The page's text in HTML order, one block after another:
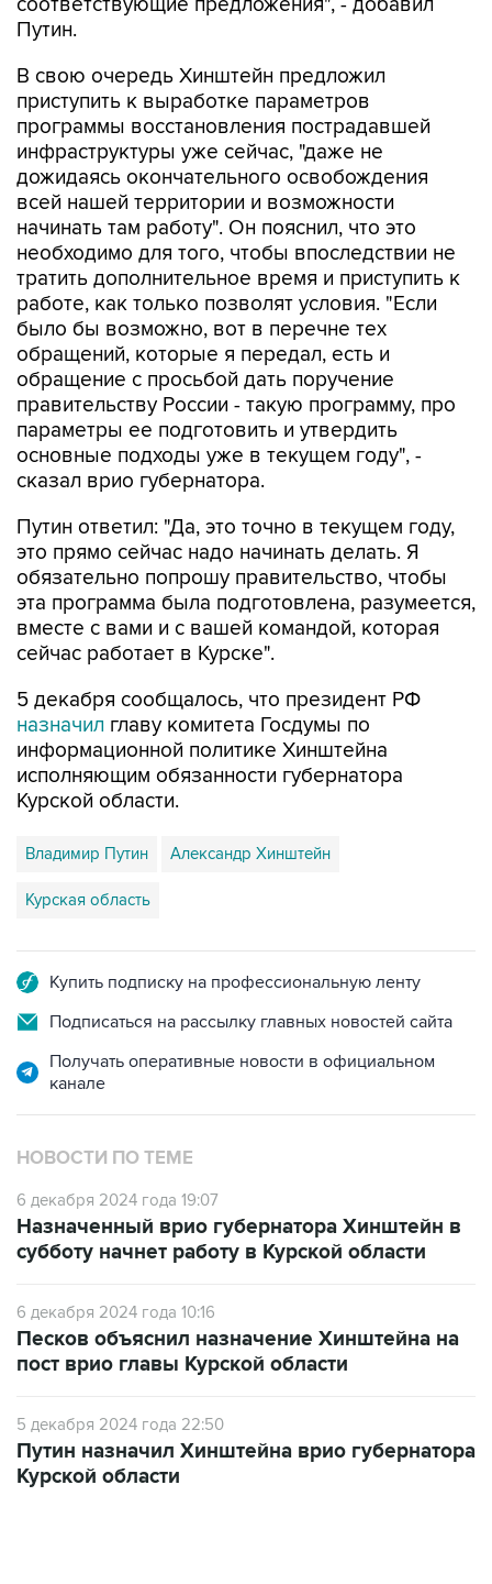
Путин.
В свою очередь Хинштейн предложил
приступить к выработке параметров
программы восстановления пострадавшей
инфраструктуры уже сейчас, "даже не
дожидаясь окончательного освобождения
всей нашей территории и возможности
начинать там работу". Он пояснил, что это
необходимо для того, чтобы впоследствии не
тратить дополнительное время и приступить к
работе, как только позволят условия. "Если
было бы возможно, вот в перечне тех
обращений, которые я передал, есть и
обращение с просьбой дать поручение
правительству России - такую программу, про
параметры ее подготовить и утвердить
основные подходы уже в текущем году", -
сказал врио губернатора.
Путин ответил: "Да, это точно в текущем году,
это прямо сейчас надо начинать делать. Я
обязательно попрошу правительство, чтобы
эта программа была подготовлена, разумеется,
вместе с вами и с вашей командой, которая
сейчас работает в Курске".
5 декабря сообщалось, что президент РФ
назначил главу комитета Госдумы по
информационной политике Хинштейна
исполняющим обязанности губернатора
Курской области.
Владимир Путин Александр Хинштейн
Курская область
Купить подписку на профессиональную ленту
Подписаться на рассылку главных новостей сайта
Получать оперативные новости в официальном
канале
НОВОСТИ ПО ТЕМЕ
6 декабря 2024 года 19:07
Назначенный врио губернатора Хинштейн в
субботу начнет работу в Курской области
6 декабря 2024 года 10:16
Песков объяснил назначение Хинштейна на
пост врио главы Курской области
5 декабря 2024 года 22:50
Путин назначил Хинштейна врио губернатора
Курской области